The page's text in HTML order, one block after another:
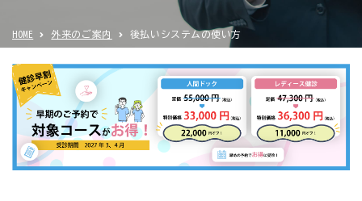
HOME 外来のご案内 後払いシステムの使い方